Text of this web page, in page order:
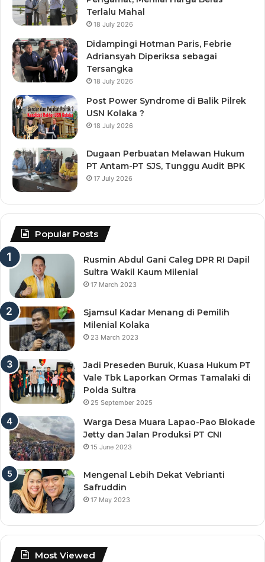
Terlalu Mahal
18 July 2026
Didampingi Hotman Paris, Febrie
Adriansyah Diperiksa sebagai
Tersangka
18 July 2026
Post Power Syndrome di Balik Pilrek
USN Kolaka ?
18 July 2026
Dugaan Perbuatan Melawan Hukum
PT Antam-PT SJS, Tunggu Audit BPK
17 July 2026
Popular Posts
Rusmin Abdul Gani Caleg DPR RI Dapil
Sultra Wakil Kaum Milenial
17 March 2023
Sjamsul Kadar Menang di Pemilih
Milenial Kolaka
23 March 2023
Jadi Preseden Buruk, Kuasa Hukum PT
Vale Tbk Laporkan Ormas Tamalaki di
Polda Sultra
25 September 2025
Warga Desa Muara Lapao-Pao Blokade
Jetty dan Jalan Produksi PT CNI
15 June 2023
Mengenal Lebih Dekat Vebrianti
Safruddin
17 May 2023
Most Viewed